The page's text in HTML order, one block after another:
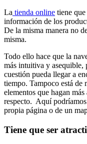
La tienda online tiene
información de los
De la misma manera no
misma.
Todo ello hace que la
más intuitiva y asequible,
cuestión pueda llegar a
tiempo. Tampoco está de
elementos que hagan
respecto. Aquí
propia página o de un
Tiene que ser